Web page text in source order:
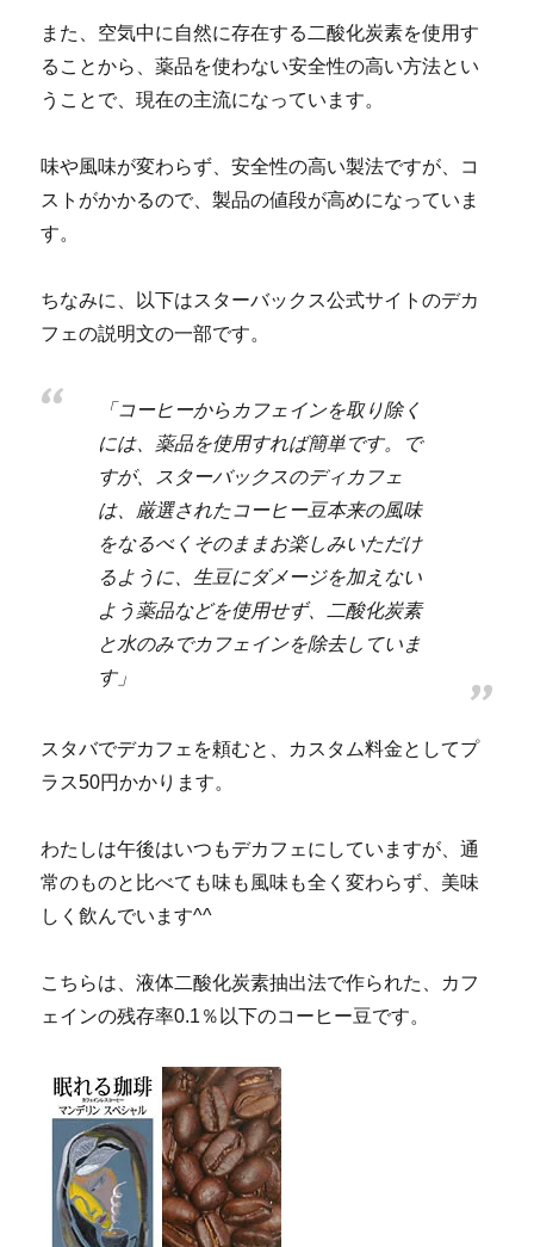
また、空気中に自然に存在する二酸化炭素を使用す
ることから、薬品を使わない安全性の高い方法とい
うことで、現在の主流になっています。
味や風味が変わらず、安全性の高い製法ですが、コ
ストがかかるので、製品の値段が高めになっていま
す。
ちなみに、以下はスターバックス公式サイトのデカ
フェの説明文の一部です。
「コーヒーからカフェインを取り除く
には、薬品を使用すれば簡単です。で
すが、スターバックスのディカフェ
は、厳選されたコーヒー豆本来の風味
をなるべくそのままお楽しみいただけ
るように、生豆にダメージを加えない
よう薬品などを使用せず、二酸化炭素
と水のみでカフェインを除去していま
す」
スタバでデカフェを頼むと、カスタム料金としてプ
ラス50円かかります。
わたしは午後はいつもデカフェにしていますが、通
常のものと比べても味も風味も全く変わらず、美味
しく飲んでいます^^
こちらは、液体二酸化炭素抽出法で作られた、カフ
ェインの残存率0.1％以下のコーヒー豆です。